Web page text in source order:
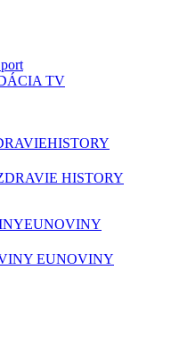
TV
HISTORY
HISTORY
EUNOVINY
EUNOVINY